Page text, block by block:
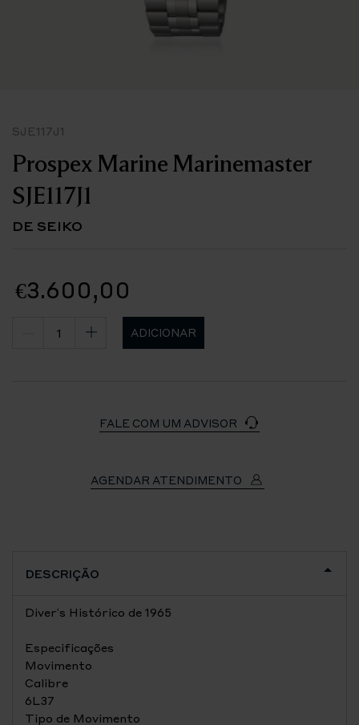
SJE117J1
Prospex Marine Marinemaster
SJE117J1
DE SEIKO
€3.600,00
ADICIONAR
FALE COM UM ADVISOR
AGENDAR ATENDIMENTO
DESCRIÇÃO
Diver's Histórico de 1965
Especificações
Movimento
Calibre
6L37
Tipo de Movimento